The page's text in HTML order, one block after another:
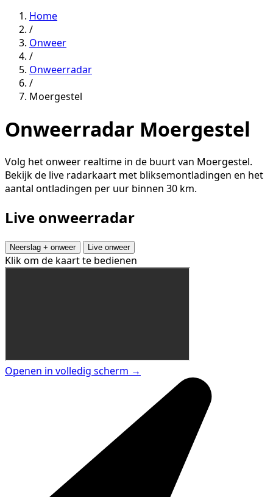
Home
/
Onweer
/
Onweerradar
/
Moergestel
Onweerradar Moergestel
Volg het onweer realtime in de buurt van Moergestel.
Bekijk de live radarkaart met bliksemontladingen en het
aantal ontladingen per uur binnen 30 km.
Live onweerradar
Neerslag + onweer Live onweer
Klik om de kaart te bedienen
Openen in volledig scherm →